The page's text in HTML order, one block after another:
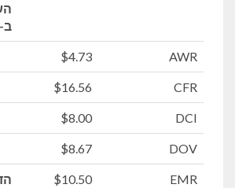
ב-8.82%
AWR
$4.73
CFR
$16.56
DCI
$8.00
DOV
$8.67
EMR
$10.50